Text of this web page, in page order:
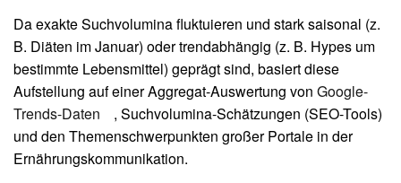
Da exakte Suchvolumina fluktuieren und stark saisonal (z.
B. Diäten im Januar) oder trendabhängig (z. B. Hypes um
bestimmte Lebensmittel) geprägt sind, basiert diese
Aufstellung auf einer Aggregat-Auswertung von Google-
Trends-Daten
, Suchvolumina-Schätzungen (SEO-Tools)
und den Themenschwerpunkten großer Portale in der
Ernährungskommunikation.